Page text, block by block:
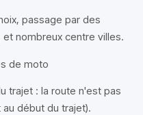
passage par des
nombreux centre villes.
de moto
trajet : la route n'est pas
début du trajet).